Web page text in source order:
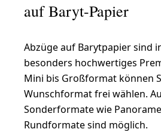
auf Baryt-Papier
Abzüge auf Barytpapier sind
besonders hochwertiges
Mini bis Großformat können
Wunschformat frei wählen.
Sonderformate wie
Rundformate sind möglich.